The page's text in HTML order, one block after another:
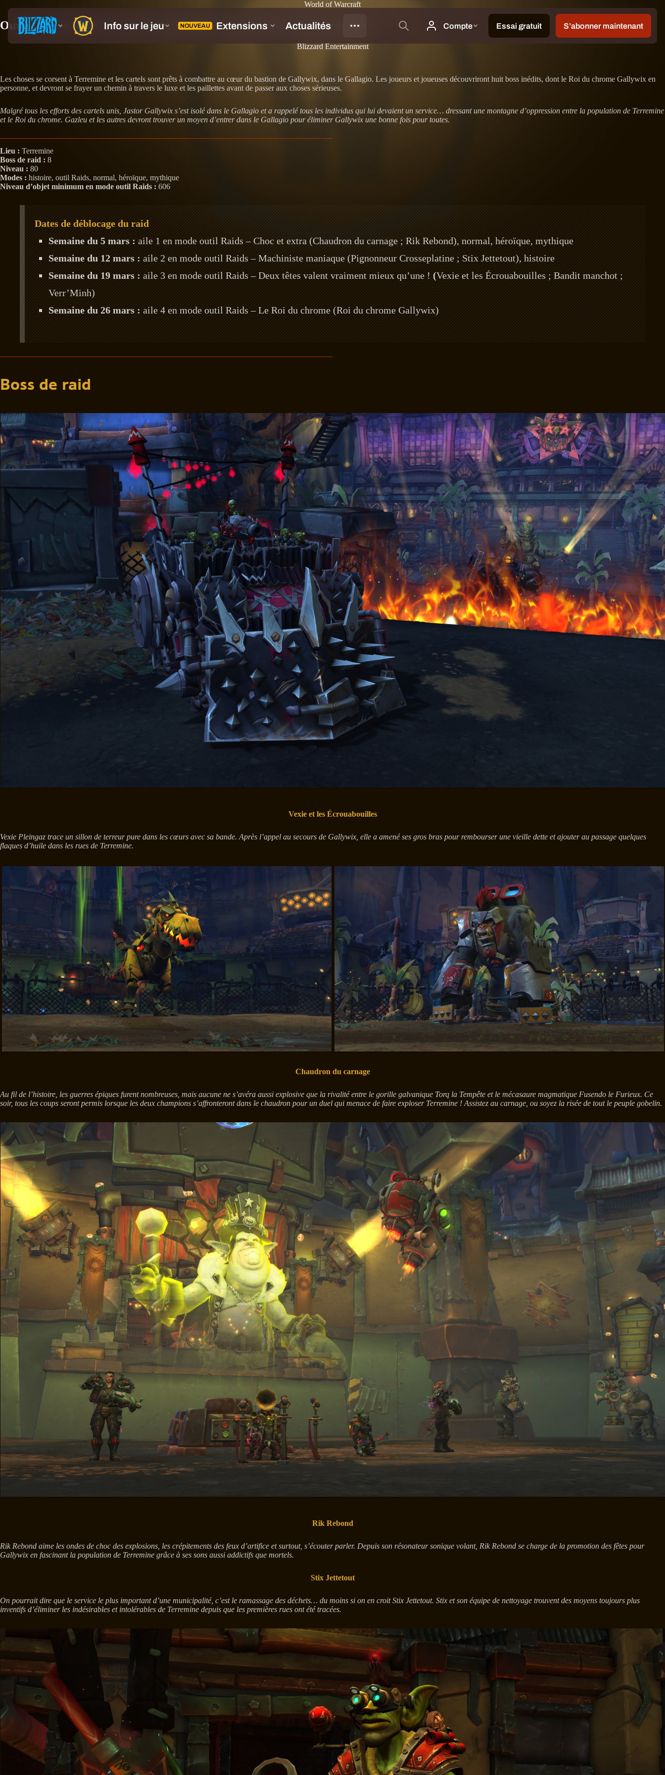
World of Warcraft
Ouverture de l’aile 4 en mode outil Raids de la Libération de Terremine !
Blizzard Entertainment
Les choses se corsent à Terremine et les cartels sont prêts à combattre au cœur du bastion de Gallywix, dans le Gallagio. Les joueurs et joueuses découvriront huit boss inédits, dont le Roi du chrome Gallywix en
personne, et devront se frayer un chemin à travers le luxe et les paillettes avant de passer aux choses sérieuses.
Malgré tous les efforts des cartels unis, Jastor Gallywix s’est isolé dans le Gallagio et a rappelé tous les individus qui lui devaient un service… dressant une montagne d’oppression entre la population de Terremine
et le Roi du chrome. Gazleu et les autres devront trouver un moyen d’entrer dans le Gallagio pour éliminer Gallywix une bonne fois pour toutes.
Lieu : Terremine
Boss de raid : 8
Niveau : 80
Modes : histoire, outil Raids, normal, héroïque, mythique
Niveau d’objet minimum en mode outil Raids : 606
Dates de déblocage du raid
Semaine du 5 mars :aile 1 en mode outil Raids – Choc et extra (Chaudron du carnage ; Rik Rebond), normal, héroïque, mythique
Semaine du 12 mars :aile 2 en mode outil Raids – Machiniste maniaque (Pignonneur Crosseplatine ; Stix Jettetout), histoire
Semaine du 19 mars :aile 3 en mode outil Raids – Deux têtes valent vraiment mieux qu’une !(Vexie et les Écrouabouilles ; Bandit manchot ;
Verr’Minh)
Semaine du 26 mars :aile 4 en mode outil Raids – Le Roi du chrome (Roi du chrome Gallywix)
Boss de raid
Vexie et les Écrouabouilles
Vexie Pleingaz trace un sillon de terreur pure dans les cœurs avec sa bande. Après l’appel au secours de Gallywix, elle a amené ses gros bras pour rembourser une vieille dette et ajouter au passage quelques
flaques d’huile dans les rues de Terremine.
Chaudron du carnage
Au fil de l’histoire, les guerres épiques furent nombreuses, mais aucune ne s’avéra aussi explosive que la rivalité entre le gorille galvanique Torq la Tempête et le mécasaure magmatique Fusendo le Furieux. Ce
soir, tous les coups seront permis lorsque les deux champions s’affronteront dans le chaudron pour un duel qui menace de faire exploser Terremine ! Assistez au carnage, ou soyez la risée de tout le peuple gobelin.
Rik Rebond
Rik Rebond aime les ondes de choc des explosions, les crépitements des feux d’artifice et surtout, s’écouter parler. Depuis son résonateur sonique volant, Rik Rebond se charge de la promotion des fêtes pour
Gallywix en fascinant la population de Terremine grâce à ses sons aussi addictifs que mortels.
Stix Jettetout
On pourrait dire que le service le plus important d’une municipalité, c’est le ramassage des déchets… du moins si on en croit Stix Jettetout. Stix et son équipe de nettoyage trouvent des moyens toujours plus
inventifs d’éliminer les indésirables et intolérables de Terremine depuis que les premières rues ont été tracées.